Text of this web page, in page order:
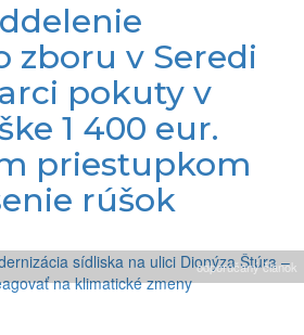
zboru v Seredi
pokuty v
1 400 eur.
priestupkom
rúšok
odporúčaný článok